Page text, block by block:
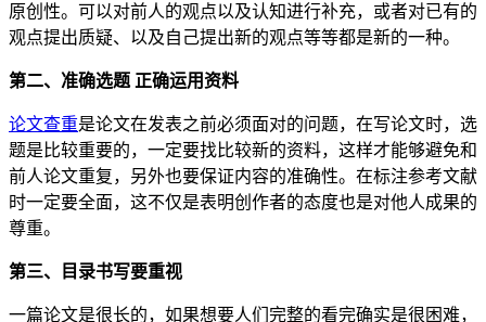
原创性。可以对前人的观点以及认知进行补充，或者对已有的
观点提出质疑、以及自己提出新的观点等等都是新的一种。
第二、准确选题 正确运用资料
论文查重是论文在发表之前必须面对的问题，在写论文时，选
题是比较重要的，一定要找比较新的资料，这样才能够避免和
前人论文重复，另外也要保证内容的准确性。在标注参考文献
时一定要全面，这不仅是表明创作者的态度也是对他人成果的
尊重。
第三、目录书写要重视
一篇论文是很长的，如果想要人们完整的看完确实是很困难，